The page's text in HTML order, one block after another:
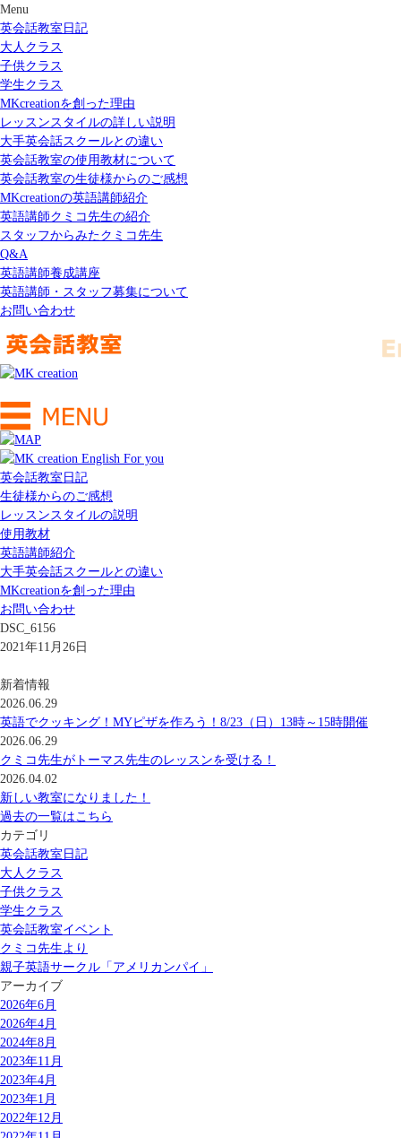
Menu
英会話教室日記
大人クラス
子供クラス
学生クラス
MKcreationを創った理由
レッスンスタイルの詳しい説明
大手英会話スクールとの違い
英会話教室の使用教材について
英会話教室の生徒様からのご感想
MKcreationの英語講師紹介
英語講師クミコ先生の紹介
スタッフからみたクミコ先生
Q&A
英語講師養成講座
英語講師・スタッフ募集について
お問い合わせ
英会話教室日記
生徒様からのご感想
レッスンスタイルの説明
使用教材
英語講師紹介
大手英会話スクールとの違い
MKcreationを創った理由
お問い合わせ
DSC_6156
2021年11月26日
新着情報
2026.06.29
英語でクッキング！MYピザを作ろう！8/23（日）13時～15時開催
2026.06.29
クミコ先生がトーマス先生のレッスンを受ける！
2026.04.02
新しい教室になりました！
過去の一覧はこちら
カテゴリ
英会話教室日記
大人クラス
子供クラス
学生クラス
英会話教室イベント
クミコ先生より
親子英語サークル「アメリカンパイ」
アーカイブ
2026年6月
2026年4月
2024年8月
2023年11月
2023年4月
2023年1月
2022年12月